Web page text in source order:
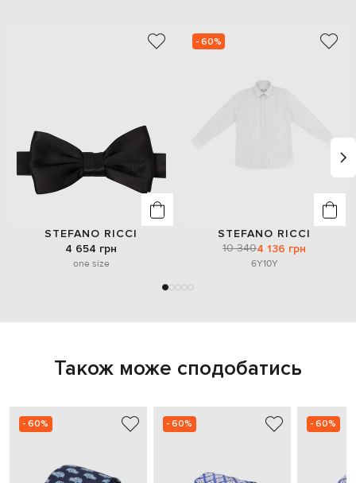
STEFANO RICCI
4 654 грн
one size
- 60%
STEFANO RICCI
10 3404 136 грн
6Y10Y
Також може сподобатись
- 60% - 60% - 60%